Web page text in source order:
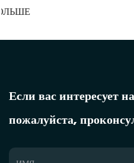
Если вас интересует
пожалуйста,